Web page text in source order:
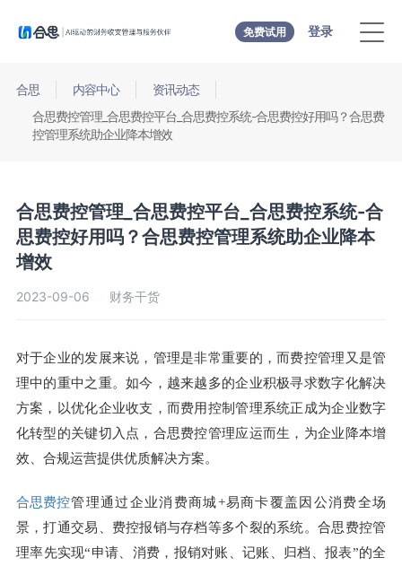
免费试用 登录
合思 内容中心
资讯动态
合思费控管理_合思费控平台_合思费控系统-合思费控好用吗？合思费
控管理系统助企业降本增效
合思费控管理_合思费控平台_合思费控系统-合
思费控好用吗？合思费控管理系统助企业降本
增效
2023-09-06 财务干货
对于企业的发展来说，管理是非常重要的，而费控管理又是管
理中的重中之重。如今，越来越多的企业积极寻求数字化解决
方案，以优化企业收支，而费用控制管理系统正成为企业数字
化转型的关键切入点，合思费控管理应运而生，为企业降本增
效、合规运营提供优质解决方案。
合思费控管理通过企业消费商城+易商卡覆盖因公消费全场
景，打通交易、费控报销与存档等多个裂的系统。合思费控管
理率先实现“申请、消费，报销对账、记账、归档、报表”的全